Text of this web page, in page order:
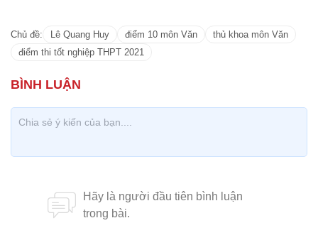
Chủ đề: Lê Quang Huy điểm 10 môn Văn
thủ khoa môn Văn
điểm thi tốt nghiệp THPT 2021